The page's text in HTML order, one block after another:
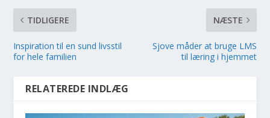
TIDLIGERE
Inspiration til en sund livsstil
for hele familien
NÆSTE
Sjove måder at bruge LMS
til læring i hjemmet
RELATEREDE INDLÆG